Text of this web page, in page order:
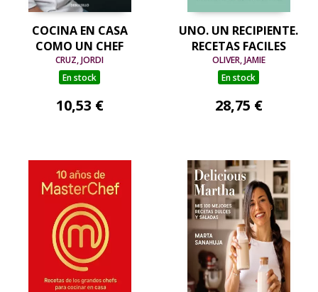
COCINA EN CASA
COMO UN CHEF
CRUZ, JORDI
En stock
10,53 €
UNO. UN RECIPIENTE.
RECETAS FACILES
OLIVER, JAMIE
En stock
28,75 €